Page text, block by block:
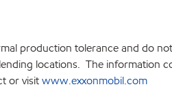
production tolerance and do
locations. The information
or visitwww.exxonmobil.com